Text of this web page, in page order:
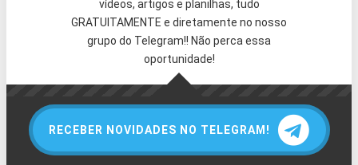
vídeos, artigos e planilhas, tudo
GRATUITAMENTE e diretamente no nosso
grupo do Telegram!! Não perca essa
oportunidade!
RECEBER NOVIDADES NO TELEGRAM!